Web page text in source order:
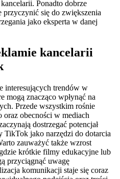
Ponadto dobrze
przyczynić się do zwiększenia
jako eksperta w danej
kancelarii
interesujących trendów w
mogą znacząco wpłynąć na
Przede wszystkim rośnie
obecności w mediach
dostrzegać potencjał
TikTok jako narzędzi do dotarcia
zauważyć także wzrost
krótkie filmy edukacyjne lub
przyciągnąć uwagę
komunikacji staje się coraz